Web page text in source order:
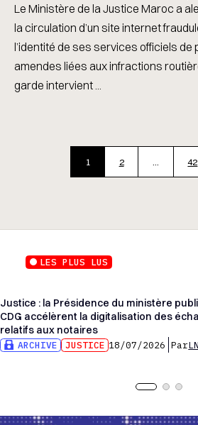
Le Ministère de la Justice Maroc a
la circulation d’un site internet
l’identité de ses services officiels de
amendes liées aux infractions
garde intervient ...
1 2 42
LES PLUS LUS
Justice : la Présidence du ministère
CDG accélèrent la digitalisation des
relatifs aux notaires
ARCHIVE JUSTICE 18/07/2026 Par